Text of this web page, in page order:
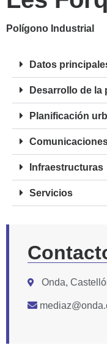
Polígono Industrial
Datos
Desarrollo de la
Planificación
Infraestructuras
Servicios
Onda,